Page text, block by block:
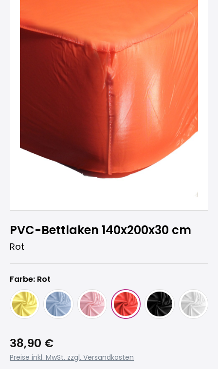
PVC-Bettlaken 140x200x30 cm
Rot
Farbe: Rot
38,90 €
Preise inkl. MwSt. zzgl. Versandkosten